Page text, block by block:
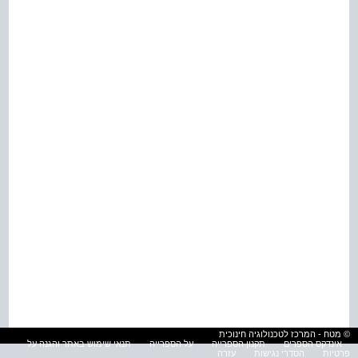
© מטח - המרכז לטכנולוגיה חינוכית
אינדקס הספרים
תקנון הספרייה על הספרייה
תנאי שימוש באתר והגנה על
פרטיות
הסדרי נגישות עזרה